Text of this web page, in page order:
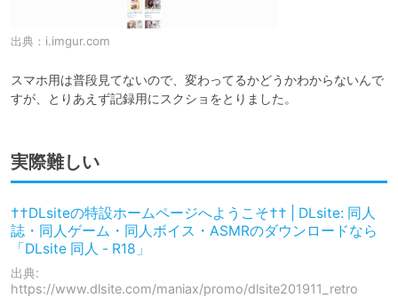
出典： i.imgur.com
スマホ用は普段見てないので、変わってるかどうかわからないんで
すが、とりあえず記録用にスクショをとりました。
実際難しい
††DLsiteの特設ホームページへようこそ†† | DLsite: 同人
誌・同人ゲーム・同人ボイス・ASMRのダウンロードなら
「DLsite 同人 - R18」
出典:
https://www.dlsite.com/maniax/promo/dlsite201911_retro